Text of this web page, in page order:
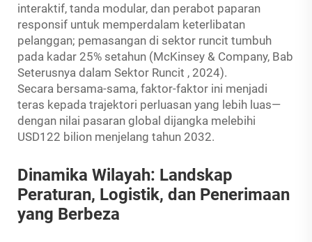
interaktif, tanda modular, dan perabot paparan
responsif untuk memperdalam keterlibatan
pelanggan; pemasangan di sektor runcit tumbuh
pada kadar 25% setahun (McKinsey & Company, Bab
Seterusnya dalam Sektor Runcit , 2024).
Secara bersama-sama, faktor-faktor ini menjadi
teras kepada trajektori perluasan yang lebih luas—
dengan nilai pasaran global dijangka melebihi
USD122 bilion menjelang tahun 2032.
Dinamika Wilayah: Landskap
Peraturan, Logistik, dan Penerimaan
yang Berbeza